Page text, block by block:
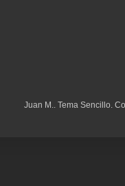
Juan M.. Tema Sencillo.